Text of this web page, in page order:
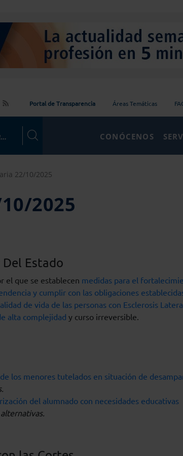
Portal de Transparencia Áreas Temáticas
CONÓCENOS
22/10/2025
2025
Estado
el que se establecen medidas para el
y cumplir con las obligaciones
de vida de las personas con Esclerosis
alta complejidad y curso irreversible.
los menores tutelados en situación de
del alumnado con necesidades educativas